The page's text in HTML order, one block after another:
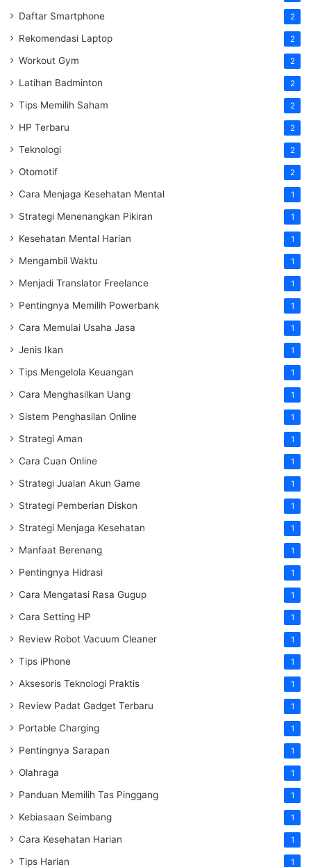
Daftar Smartphone 2
Rekomendasi Laptop 2
Workout Gym 2
Latihan Badminton 2
Tips Memilih Saham 2
HP Terbaru 2
Teknologi 2
Otomotif 2
Cara Menjaga Kesehatan Mental 1
Strategi Menenangkan Pikiran 1
Kesehatan Mental Harian 1
Mengambil Waktu 1
Menjadi Translator Freelance 1
Pentingnya Memilih Powerbank 1
Cara Memulai Usaha Jasa 1
Jenis Ikan 1
Tips Mengelola Keuangan 1
Cara Menghasilkan Uang 1
Sistem Penghasilan Online 1
Strategi Aman 1
Cara Cuan Online 1
Strategi Jualan Akun Game 1
Strategi Pemberian Diskon 1
Strategi Menjaga Kesehatan 1
Manfaat Berenang 1
Pentingnya Hidrasi 1
Cara Mengatasi Rasa Gugup 1
Cara Setting HP 1
Review Robot Vacuum Cleaner 1
Tips iPhone 1
Aksesoris Teknologi Praktis 1
Review Padat Gadget Terbaru 1
Portable Charging 1
Pentingnya Sarapan 1
Olahraga 1
Panduan Memilih Tas Pinggang 1
Kebiasaan Seimbang 1
Cara Kesehatan Harian 1
Tips Harian 1